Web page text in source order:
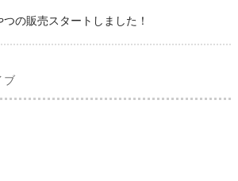
の販売スタートしました！
ブ